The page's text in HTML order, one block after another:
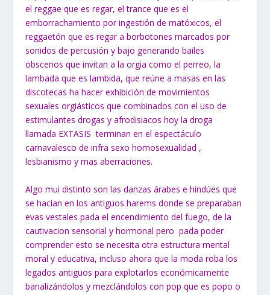
el reggae que es regar, el trance que es el
emborrachamiento por ingestión de matóxicos, el
reggaetón que es regar a borbotones marcados por
sonidos de percusión y bajo generando bailes
obscenos que invitan a la orgia como el perreo, la
lambada que es lambida, que reúne a masas en las
discotecas ha hacer exhibición de movimientos
sexuales orgiásticos que combinados con el uso de
estimulantes drogas y afrodisiacos hoy la droga
llamada EXTASIS terminan en el espectáculo
carnavalesco de infra sexo homosexualidad ,
lesbianismo y mas aberraciones.
Algo mui distinto son las danzas árabes e hindúes que
se hacían en los antiguos harems donde se preparaban
evas vestales pada el encendimiento del fuego, de la
cautivacion sensorial y hormonal pero pada poder
comprender esto se necesita otra estructura mental
moral y educativa, incluso ahora que la moda roba los
legados antiguos para explotarlos económicamente
banalizándolos y mezclándolos con pop que es popo o